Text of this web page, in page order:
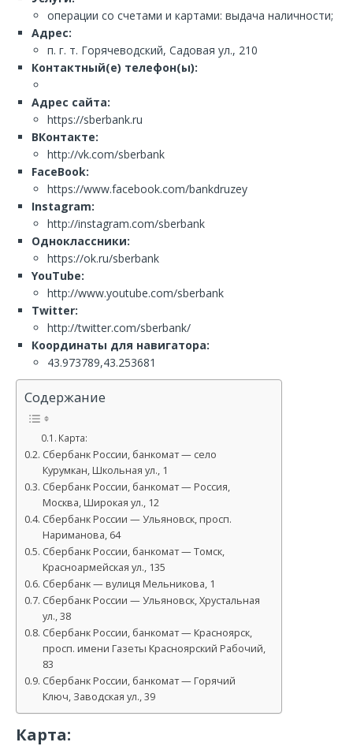
операции со счетами и картами: выдача наличности;
Адрес:
п. г. т. Горячеводский, Садовая ул., 210
Контактный(е) телефон(ы):
Адрес сайта:
https://sberbank.ru
ВКонтакте:
http://vk.com/sberbank
FaceBook:
https://www.facebook.com/bankdruzey
Instagram:
http://instagram.com/sberbank
Одноклассники:
https://ok.ru/sberbank
YouTube:
http://www.youtube.com/sberbank
Twitter:
http://twitter.com/sberbank/
Координаты для навигатора:
43.973789,43.253681
Содержание
Карта:
Сбербанк России, банкомат — село
Курумкан, Школьная ул., 1
Сбербанк России, банкомат — Россия,
Москва, Широкая ул., 12
Сбербанк России — Ульяновск, просп.
Нариманова, 64
Сбербанк России, банкомат — Томск,
Красноармейская ул., 135
Сбербанк — вулиця Мельникова, 1
Сбербанк России — Ульяновск, Хрустальная
ул., 38
Сбербанк России, банкомат — Красноярск,
просп. имени Газеты Красноярский Рабочий,
83
Сбербанк России, банкомат — Горячий
Ключ, Заводская ул., 39
Карта: